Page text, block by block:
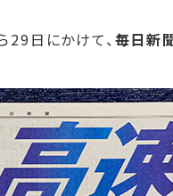
29日にかけて、毎日新